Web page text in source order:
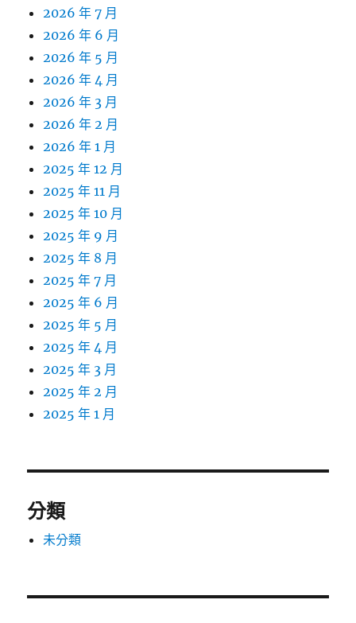
2026 年 7 月
2026 年 6 月
2026 年 5 月
2026 年 4 月
2026 年 3 月
2026 年 2 月
2026 年 1 月
2025 年 12 月
2025 年 11 月
2025 年 10 月
2025 年 9 月
2025 年 8 月
2025 年 7 月
2025 年 6 月
2025 年 5 月
2025 年 4 月
2025 年 3 月
2025 年 2 月
2025 年 1 月
分類
未分類